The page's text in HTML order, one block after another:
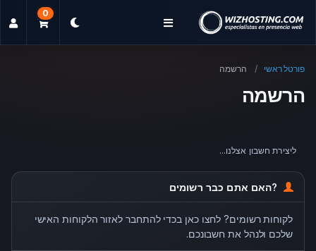
0
פורטל ראשי הרשמה
הרשמה
ליצירת חשבון אצלנו...
?האם אתם כבר רשומים
לקוחות רשומים? לחצו כאן בכדי להתחבר לאזור הלקוחות האישי
שלכם ולנהל את חשבונכם.